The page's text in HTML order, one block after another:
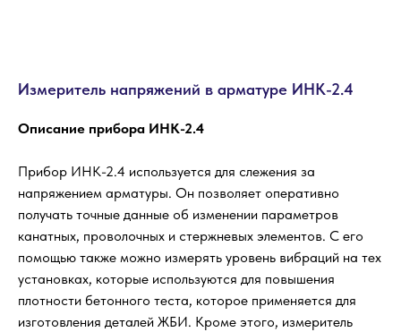
Измеритель напряжений в арматуре ИНК-2.4
Описание прибора ИНК-2.4
Прибор ИНК-2.4 используется для слежения за
напряжением арматуры. Он позволяет оперативно
получать точные данные об изменении параметров
канатных, проволочных и стержневых элементов. С его
помощью также можно измерять уровень вибраций на тех
установках, которые используются для повышения
плотности бетонного теста, которое применяется для
изготовления деталей ЖБИ. Кроме этого, измеритель